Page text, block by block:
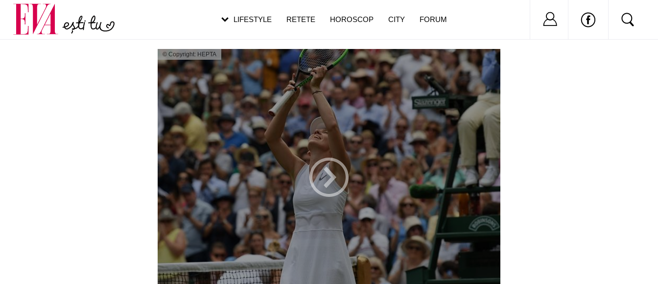
© Copyright: HEPTA
LIFESTYLE RETETE HOROSCOP CITY FORUM Nu ai cont?
Carieră
Actualitate
pe măsură ce înaintezi în vârstă